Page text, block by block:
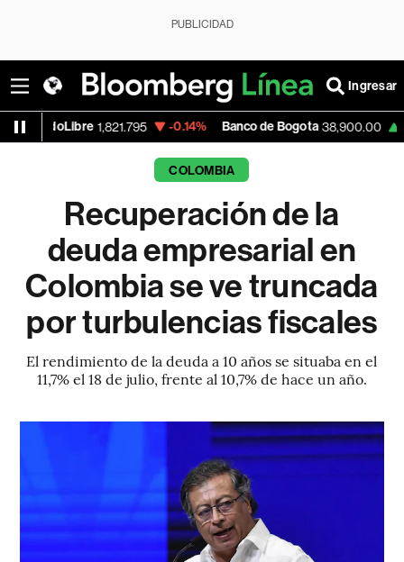
PUBLICIDAD
Ingresar
1,821.795 -0.14% Banco de Bogota 38,900.00 +0.46%
COLOMBIA
Recuperación de la
deuda empresarial en
Colombia se ve truncada
por turbulencias fiscales
El rendimiento de la deuda a 10 años se situaba en el
11,7% el 18 de julio, frente al 10,7% de hace un año.